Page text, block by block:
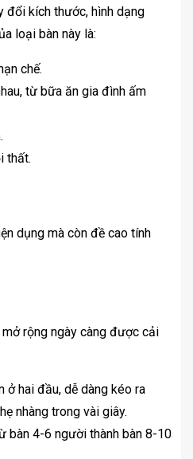
đổi kích thước, hình dạng
loại bàn này là:
chế.
từ bữa ăn gia đình ấm
thất.
dụng mà còn đề cao tính
rộng ngày càng được cải
ở hai đầu, dễ dàng kéo ra
nhàng trong vài giây.
bàn 4-6 người thành bàn 8-10